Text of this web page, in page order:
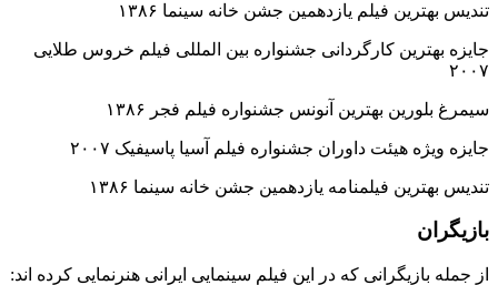
تندیس بهترین فیلم یازدهمین جشن خانه سینما ۱۳۸۶
جایزه بهترین کارگردانی جشنواره بین المللی فیلم خروس طلایی
۲۰۰۷
سیمرغ بلورین بهترین آنونس جشنواره فیلم فجر ۱۳۸۶
جایزه ویژه هیئت داوران جشنواره فیلم آسیا پاسیفیک ۲۰۰۷
تندیس بهترین فیلمنامه یازدهمین جشن خانه سینما ۱۳۸۶
بازیگران
از جمله بازیگرانی که در این فیلم سینمایی ایرانی هنرنمایی کرده اند: